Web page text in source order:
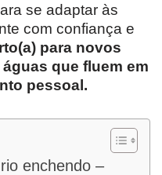
se adaptar às
com confiança e
para novos
que fluem em
pessoal.
enchendo –